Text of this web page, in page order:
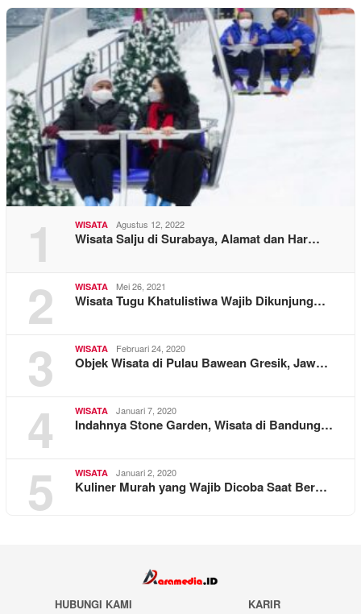
1 WISATA Agustus 12, 2022
Wisata Salju di Surabaya, Alamat dan Har…
2 WISATA Mei 26, 2021
Wisata Tugu Khatulistiwa Wajib Dikunjung…
3 WISATA Februari 24, 2020
Objek Wisata di Pulau Bawean Gresik, Jaw…
4 WISATA Januari 7, 2020
Indahnya Stone Garden, Wisata di Bandung…
5 WISATA Januari 2, 2020
Kuliner Murah yang Wajib Dicoba Saat Ber…
HUBUNGI KAMI KARIR